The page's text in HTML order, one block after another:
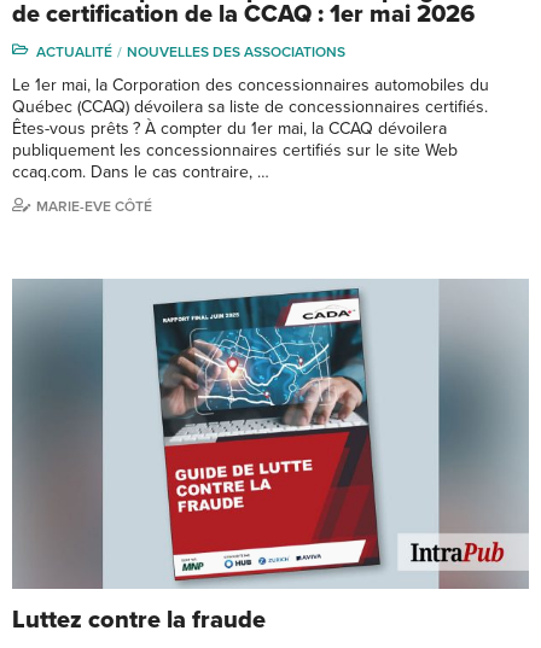
de certification de la CCAQ : 1er mai 2026
ACTUALITÉ NOUVELLES DES ASSOCIATIONS
Le 1er mai, la Corporation des concessionnaires automobiles du
Québec (CCAQ) dévoilera sa liste de concessionnaires certifiés.
Êtes-vous prêts ? À compter du 1er mai, la CCAQ dévoilera
publiquement les concessionnaires certifiés sur le site Web
ccaq.com. Dans le cas contraire, …
MARIE-EVE CÔTÉ
Luttez contre la fraude